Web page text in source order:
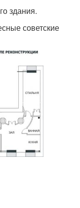
здания.
советские